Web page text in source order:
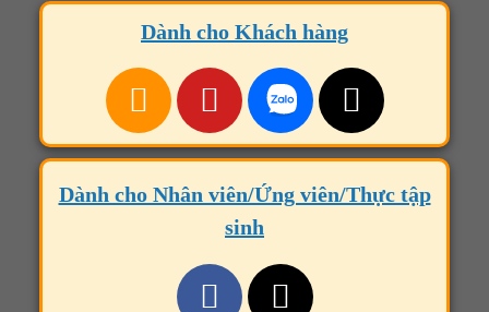
Dành cho Khách hàng
Dành cho Nhân viên/Ứng viên/Thực tập
sinh